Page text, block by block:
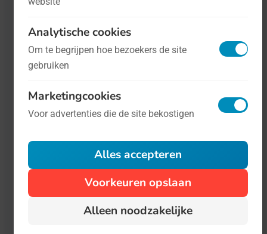
Internationale Dag van de Reanimatie -
World Restart a Heart Day, dat we voor
het gemak liefst vertalen als de Dag van
de Reanimatie, is in 2018 door het
Europees Parlement uitgeroepen, omdat
iedereen reanimatie zou moeten leren.
Analytische cookies
Om te begrijpen hoe bezoekers de site
gebruiken
Marketingcookies
Voor advertenties die de site bekostigen
Alles accepteren
Voorkeuren opslaan
Alleen noodzakelijke